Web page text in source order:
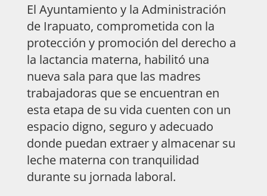
El Ayuntamiento y la Administración
de Irapuato, comprometida con la
protección y promoción del derecho a
la lactancia materna, habilitó una
nueva sala para que las madres
trabajadoras que se encuentran en
esta etapa de su vida cuenten con un
espacio digno, seguro y adecuado
donde puedan extraer y almacenar su
leche materna con tranquilidad
durante su jornada laboral.